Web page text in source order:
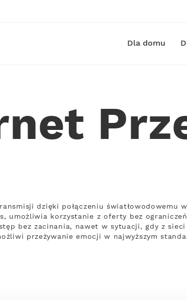
Dla domu
dzięki połączeniu światłowodowemu
umożliwia korzystanie z oferty bez
bez zacinania, nawet w sytuacji, gdy z
przeżywanie emocji w najwyższym